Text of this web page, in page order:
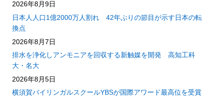
2026年8月9日
日本人人口1億2000万人割れ 42年ぶりの節目が示す日本の転
換点
2026年8月7日
排水を浄化しアンモニアを回収する新触媒を開発 高知工科
大・名大
2026年8月5日
横須賀バイリンガルスクールYBSが国際アワード最高位を受賞